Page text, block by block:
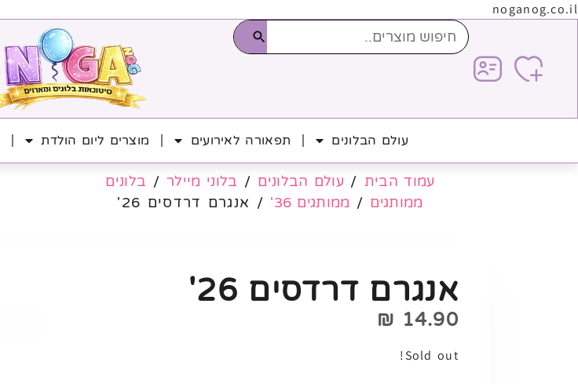
noganog.co.il
עולם הבלונים תפאורה לאירועים מוצרים ליום הולדת
עמוד הבית / עולם הבלונים / בלוני מיילר/ בלונים
ממותגים / ממותגים 36' / אנגרם דרדסים 26'
אנגרם דרדסים 26'
14.90
₪
Sold out!